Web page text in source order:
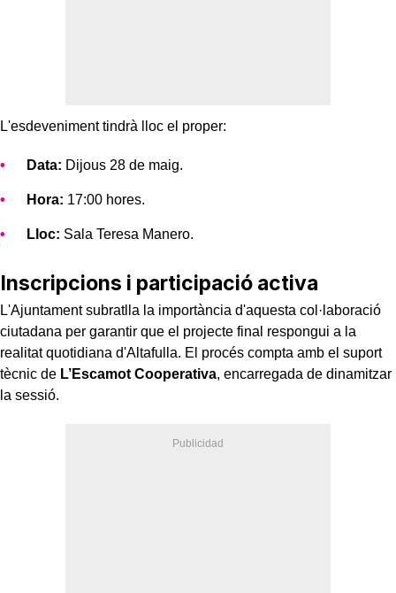
L'esdeveniment tindrà lloc el proper:
Data: Dijous 28 de maig.
Hora: 17:00 hores.
Lloc: Sala Teresa Manero.
Inscripcions i participació activa
L'Ajuntament subratlla la importància d'aquesta col·laboració
ciutadana per garantir que el projecte final respongui a la
realitat quotidiana d'Altafulla. El procés compta amb el suport
tècnic de L’Escamot Cooperativa, encarregada de dinamitzar
la sessió.